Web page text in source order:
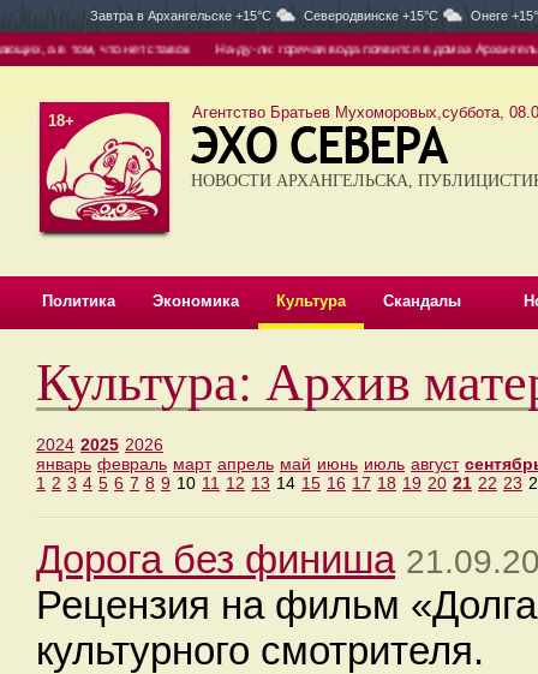
Завтра в Архангельске +15°C Северодвинске +15°C Онеге
а в том, что нет ставок На-ду-ли: горячая вода появится в домах
18+ Агентство Братьев Мухоморовых,суббота,
НОВОСТИ АРХАНГЕЛЬСКА,
Политика Экономика Культура Скандалы
Культура: Архив
2024 2025 2026
январь февраль март апрель май июнь июль август
1 2 3 4 5 6 7 8 9 10 11 12 13 14 15 16 17 18 19 20 21 22 23
Дорога без финиша
Рецензия на фильм
культурного смотрителя.